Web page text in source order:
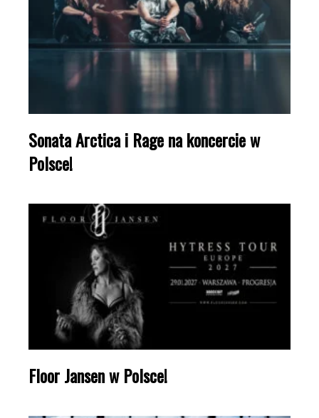
Sonata Arctica i Rage na koncercie w
Polsce!
Floor Jansen w Polsce!